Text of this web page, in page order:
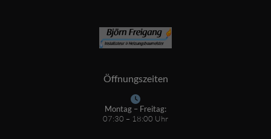
Öffnungszeiten
Montag – Freitag:
07:30 – 18:00 Uhr